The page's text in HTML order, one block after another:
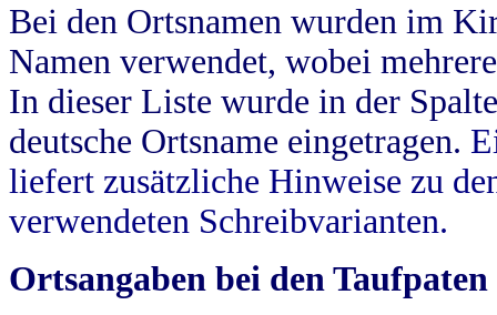
Bei den Ortsnamen wurden im
Namen verwendet, wobei
In dieser Liste wurde in der
deutsche Ortsname eingetragen.
liefert zusätzliche Hinweise zu
verwendeten Schreibvarianten.
Ortsangaben bei den Taufpaten